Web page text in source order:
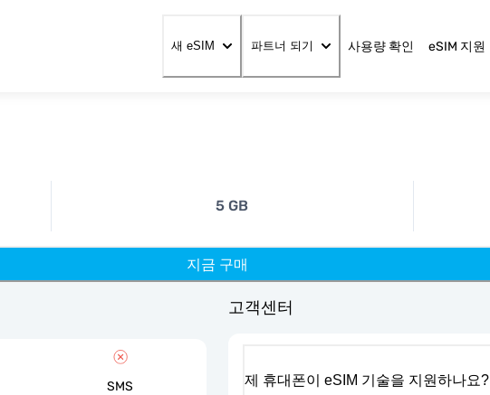
새 eSIM 파트너 되기 사용량 확인 eSIM 지원
5 GB
지금 구매
SMS
고객센터
제 휴대폰이 eSIM 기술을 지원하나요?